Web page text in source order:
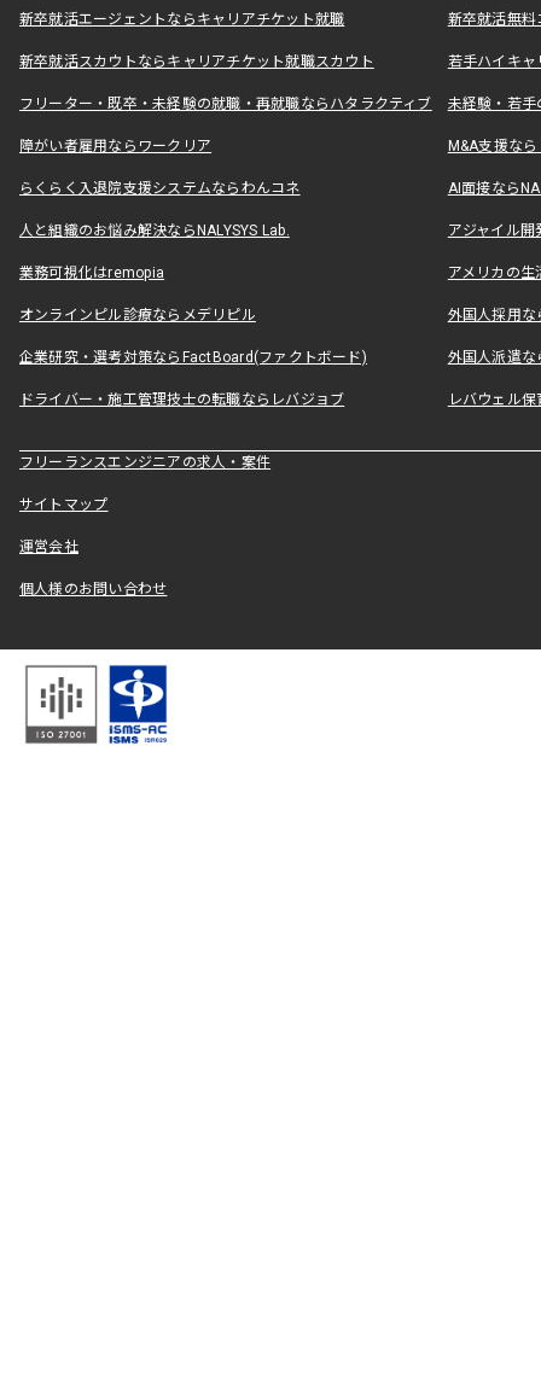
新卒就活エージェントならキャリアチケット就職 新卒就活無料
新卒就活スカウトならキャリアチケット就職スカウト 若手ハイキ
フリーター・既卒・未経験の就職・再就職ならハタラクティブ 未経験・若手
障がい者雇用ならワークリア M&A支援な
らくらく入退院支援システムならわんコネ AI面接なら
人と組織のお悩み解決ならNALYSYS Lab. アジャイル
業務可視化はremopia アメリカの
オンラインピル診療ならメデリピル 外国人採用
企業研究・選考対策ならFactBoard(ファクトボード) 外国人派遣な
ドライバー・施工管理技士の転職ならレバジョブ レバウェル
フリーランスエンジニアの求人・案件
サイトマップ
運営会社
個人様のお問い合わせ